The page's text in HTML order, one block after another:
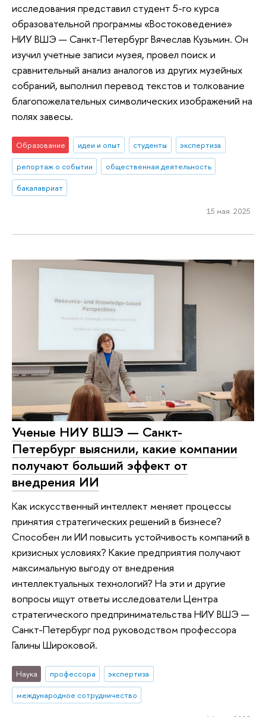
исследования представил студент 5-го курса
образовательной программы «Востоковедение»
НИУ ВШЭ — Санкт-Петербург Вячеслав Кузьмин. Он
изучил учетные записи музея, провел поиск и
сравнительный анализ аналогов из других музейных
собраний, выполнил перевод текстов и толкование
благопожелательных символических изображений на
полях завесы.
Образование идеи и опыт студенты
экспертиза
репортаж о событии
общественная деятельность
бакалавриат
15 мая 2025
Ученые НИУ ВШЭ — Санкт-
Петербург выяснили, какие компании
получают больший эффект от
внедрения ИИ
Как искусственный интеллект меняет процессы
принятия стратегических решений в бизнесе?
Способен ли ИИ повысить устойчивость компаний в
кризисных условиях? Какие предприятия получают
максимальную выгоду от внедрения
интеллектуальных технологий? На эти и другие
вопросы ищут ответы исследователи Центра
стратегического предпринимательства НИУ ВШЭ —
Санкт-Петербург под руководством профессора
Галины Широковой.
Наука профессора
экспертиза
международное сотрудничество